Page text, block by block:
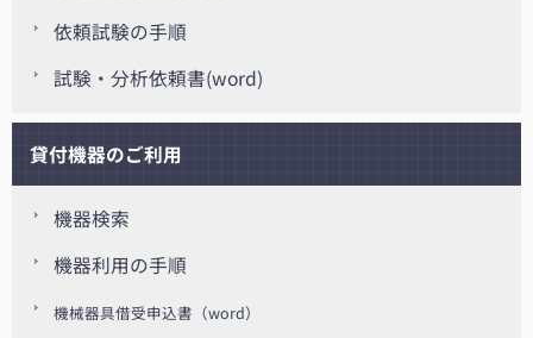
依頼試験の手順
試験・分析依頼書(word)
貸付機器のご利用
機器検索
機器利用の手順
機械器具借受申込書（word）